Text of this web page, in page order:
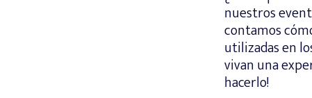
nuestros
contamos
utilizadas en
vivan una
hacerlo!